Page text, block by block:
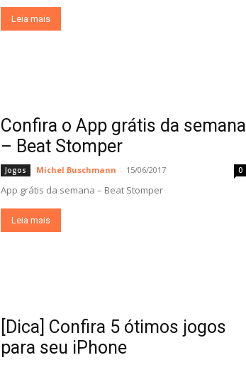
Leia mais
Confira o App grátis da semana
– Beat Stomper
Jogos Michel Buschmann - 15/06/2017 0
App grátis da semana – Beat Stomper
Leia mais
[Dica] Confira 5 ótimos jogos
para seu iPhone